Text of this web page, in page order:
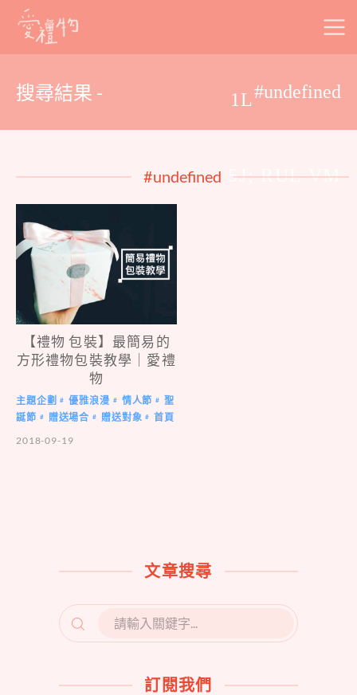
Skip
搜尋結果 - #undefined
1L
5J; RUL VM
#undefined
【禮物 包裝】最簡易的
方形禮物包裝教學｜愛禮
物
主題企劃 # 優雅浪漫 # 情人節 #
聖
誕節 # 贈送場合 # 贈送對象 #
首頁
2018-09-19
文章搜尋
SEARCH
FOR:
訂閱我們